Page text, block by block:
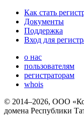
Как стать
Документы
Поддержка
Вход для
о нас
пользователям
регистраторам
whois
© 2014–2026, ООО
домена Республики